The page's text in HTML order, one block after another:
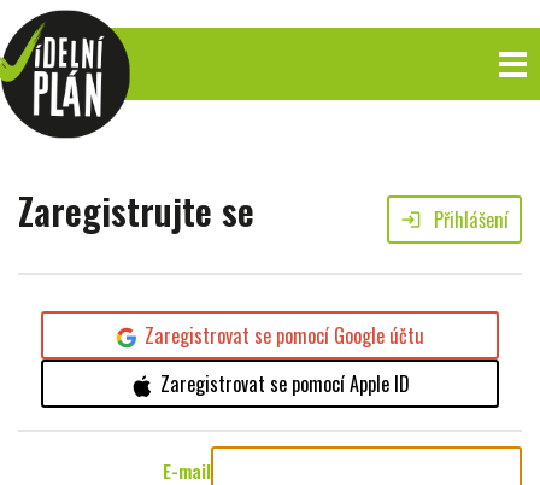
Zaregistrujte se login Přihlášení
Zaregistrovat se pomocí Google účtu
Zaregistrovat se pomocí Apple ID
E-mail